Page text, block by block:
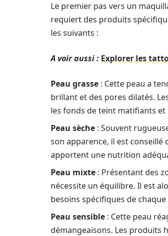
Le premier pas vers un
requiert des produits
les suivants :
A voir aussi : Explorer les
Peau grasse : Cette peau a
brillant et des pores dilatés.
les fonds de teint matifiants et
Peau sèche : Souvent
son apparence, il est
apportent une nutrition
Peau mixte : Présentant des
nécessite un équilibre. Il est
besoins spécifiques de chaque
Peau sensible : Cette peau
démangeaisons. Les produits